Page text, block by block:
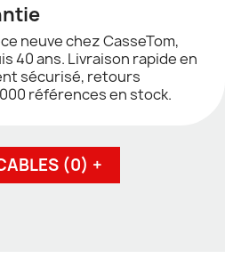
neuve chez CasseTom,
40 ans. Livraison rapide en
sécurisé, retours
références en stock.
(0) +